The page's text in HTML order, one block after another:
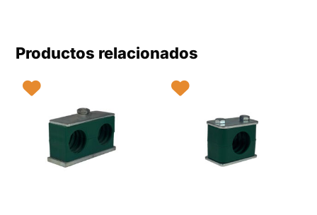
Productos relacionados